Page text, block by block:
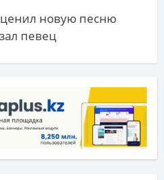
новую песню
певец